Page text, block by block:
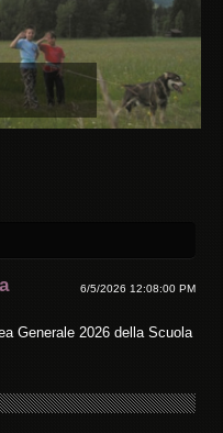
6/5/2026 12:08:00 PM
Generale 2026 della Scuola